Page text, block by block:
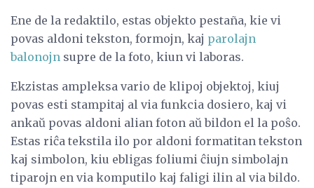
Ene de la redaktilo, estas objekto pestaña, kie vi
povas aldoni tekston, formojn, kaj parolajn
balonojn supre de la foto, kiun vi laboras.
Ekzistas ampleksa vario de klipoj objektoj, kiuj
povas esti stampitaj al via funkcia dosiero, kaj vi
ankaŭ povas aldoni alian foton aŭ bildon el la poŝo.
Estas riĉa tekstila ilo por aldoni formatitan tekston
kaj simbolon, kiu ebligas foliumi ĉiujn simbolajn
tiparojn en via komputilo kaj faligi ilin al via bildo.